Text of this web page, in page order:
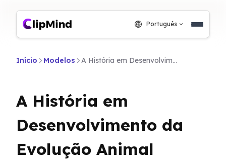
Português
Início Modelos A História em Desenvolvimento da Evolução Animal
A História em
Desenvolvimento da
Evolução Animal